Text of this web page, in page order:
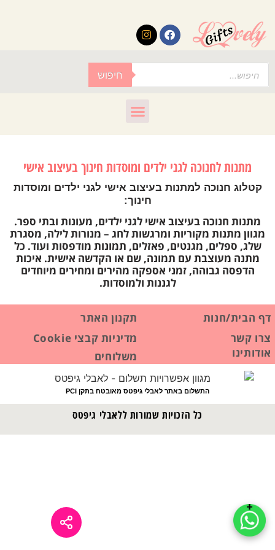
חיפוש
מתנות לחנוכה לגני ילדים ומוסדות חינוך בעיצוב אישי
קטלוג חנוכה למתנות בעיצוב אישי לגני ילדים ומוסדות
חינוך:
מתנות חנוכה בעיצוב אישי לגני ילדים, מעונות ובתי ספר.
מגוון מתנות מקוריות ומרגשות לחג – מנורות לילה, מסגרת
שלג, ספלים, מגנטים, פאזלים, תמונות מודפסות ועוד. כל
מתנה מעוצבת עם תמונה, שם או הקדשה אישית. איכות
הדפסה גבוהה, זמני אספקה מהירים ומחירים מיוחדים
לגננות ולמוסדות.
דף הבית/חנות
צרו קשר
תקנון האתר
מדיניות קבצי Cookie
אודותינו
משלוחים
התשלום באתר לאבלי גיפטס מאובטח בתקן PCI
כל הזכויות שמורות ללאבלי גיפטס